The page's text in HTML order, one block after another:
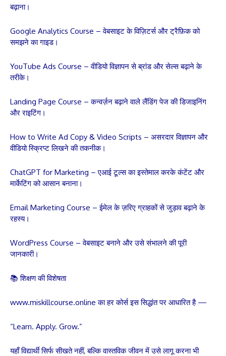
बढ़ाना।
Google Analytics Course – वेबसाइट के विज़िटर्स और ट्रैफ़िक को
समझने का गाइड।
YouTube Ads Course – वीडियो विज्ञापन से ब्रांड और सेल्स बढ़ाने के
तरीके।
Landing Page Course – कन्वर्ज़न बढ़ाने वाले लैंडिंग पेज की डिजाइनिंग
और राइटिंग।
How to Write Ad Copy & Video Scripts – असरदार विज्ञापन और
वीडियो स्क्रिप्ट लिखने की तकनीक।
ChatGPT for Marketing – एआई टूल्स का इस्तेमाल करके कंटेंट और
मार्केटिंग को आसान बनाना।
Email Marketing Course – ईमेल के ज़रिए ग्राहकों से जुड़ाव बढ़ाने के
रहस्य।
WordPress Course – वेबसाइट बनाने और उसे संभालने की पूरी
जानकारी।
📚 शिक्षण की विशेषता
www.miskillcourse.online का हर कोर्स इस सिद्धांत पर आधारित है —
“Learn. Apply. Grow.”
यहाँ विद्यार्थी सिर्फ सीखते नहीं, बल्कि वास्तविक जीवन में उसे लागू करना भी